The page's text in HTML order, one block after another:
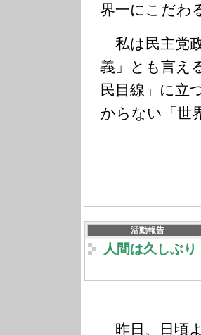
界一にこだわ
私は民主党
義」とも言え
民目線」に立
からない「世
活動報告
人間は久しぶり
昨日、日頃